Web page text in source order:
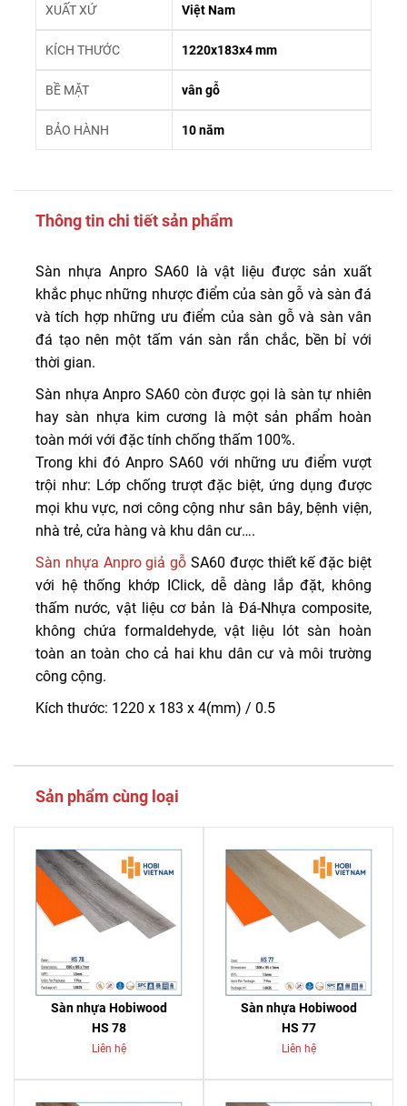
XUẤT XỨ Việt Nam
KÍCH THƯỚC 1220x183x4 mm
BỀ MẶT vân gỗ
BẢO HÀNH 10 năm
Thông tin chi tiết sản phẩm
Sàn nhựa Anpro SA60 là vật liệu được sản xuất
khắc phục những nhược điểm của sàn gỗ và sàn đá
và tích hợp những ưu điểm của sàn gỗ và sàn vân
đá tạo nên một tấm ván sàn rắn chắc, bền bỉ với
thời gian.
Sàn nhựa Anpro SA60 còn được gọi là sàn tự nhiên
hay sàn nhựa kim cương là một sản phẩm hoàn
toàn mới với đặc tính chống thấm 100%.
Trong khi đó Anpro SA60 với những ưu điểm vượt
trội như: Lớp chống trượt đặc biệt, ứng dụng được
mọi khu vực, nơi công cộng như sân bây, bệnh viện,
nhà trẻ, cửa hàng và khu dân cư….
Sàn nhựa Anpro giả gỗ SA60 được thiết kế đặc biệt
với hệ thống khớp IClick, dễ dàng lắp đặt, không
thấm nước, vật liệu cơ bản là Đá-Nhựa composite,
không chứa formaldehyde, vật liệu lót sàn hoàn
toàn an toàn cho cả hai khu dân cư và môi trường
công cộng.
Kích thước: 1220 x 183 x 4(mm) / 0.5
Sản phẩm cùng loại
Sàn nhựa Hobiwood
HS 78
Liên hệ
Sàn nhựa Hobiwood
HS 77
Liên hệ